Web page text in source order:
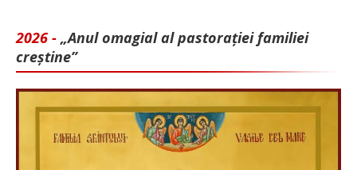
2026 - „Anul omagial al pastorației familiei
creștine”